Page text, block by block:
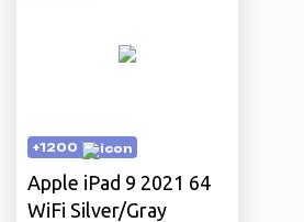
+1200
Apple iPad 9 2021 64
WiFi Silver/Gray